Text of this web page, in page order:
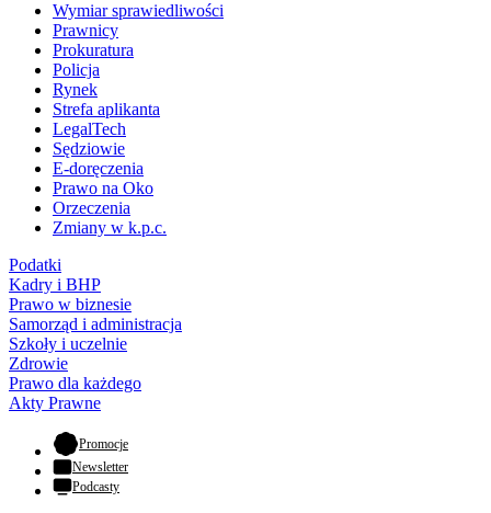
Wymiar sprawiedliwości
Prawnicy
Prokuratura
Policja
Rynek
Strefa aplikanta
LegalTech
Sędziowie
E-doręczenia
Prawo na Oko
Orzeczenia
Zmiany w k.p.c.
Podatki
Kadry i BHP
Prawo w biznesie
Samorząd i administracja
Szkoły i uczelnie
Zdrowie
Prawo dla każdego
Akty Prawne
Promocje- otwiera się w nowej karcie
Newsletter
Podcasty